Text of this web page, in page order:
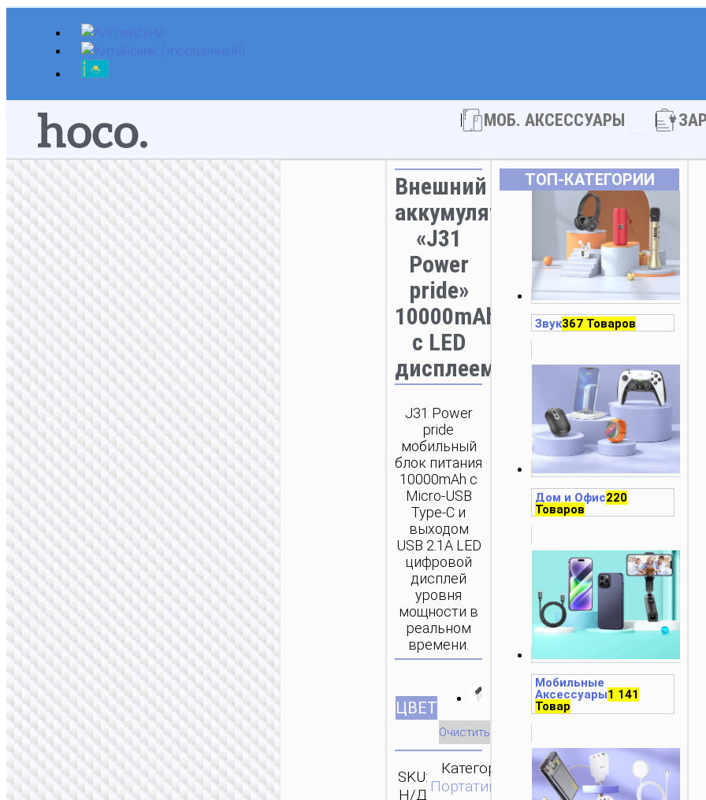
Перейти
содержимому
МОБ. АКСЕССУАРЫ Open МОБ.
Внешний
аккумулятор
«J31
Power
pride»
10000mAh
с LED
дисплеем
J31 Power
pride
мобильный
блок питания
10000mAh с
Micro-USB
Type-C и
выходом
USB 2.1A LED
цифровой
дисплей
уровня
мощности в
реальном
времени.
ЦВЕТ
Очистить
SKU:
Н/Д
Категория:
Портативные
ОТПРАВИТЬ
ЗАПРОС
Бренд:
hoco
ТОП‑КАТЕГОРИИ
Звук367 Товаров
Дом и Офис220
Товаров
Мобильные
Аксессуары1 141
Товар